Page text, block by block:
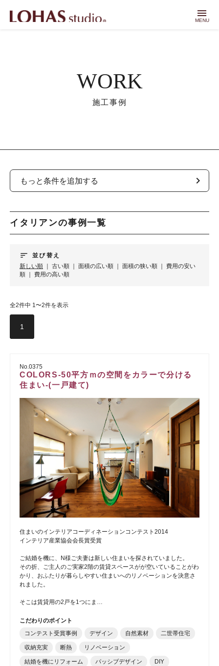
menu
MENU
WORK
施工事例
もっと条件を追加する chevron_right
イタリアンの事例一覧
sort
並び替え
新しい順
古い順 面積の広い順 面積の狭い順
費用の安い
順
費用の高い順
全2件中 1〜2件を表示
1
No.0375
COLORS-50平方ｍの空間をカラーで分ける
住まい-(一戸建て)
住まいのインテリアコーディネーションコンテスト2014
インテリア産業協会会長賞受賞
ご結婚を機に、N様ご夫妻は新しい住まいを探されていました。
その折、ご主人のご実家2階の賃貸スペースがが空いていることがわ
かり、おふたりが暮らしやすい住まいへのリノベーションを決意さ
れました。
そこは賃貸用の2戸を1つにま…
こだわりのポイント
コンテスト受賞事例
デザイン 自然素材 二世帯住宅
収納充実 断熱 リノベーション
結婚を機にリフォーム パッシブデザイン DIY